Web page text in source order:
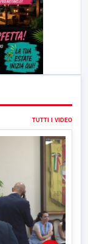
TUTTI I VIDEO